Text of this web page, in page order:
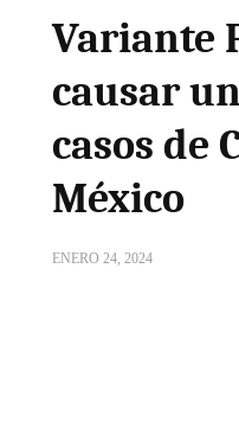
Variante
causar
casos de
México
ENERO 24, 2024